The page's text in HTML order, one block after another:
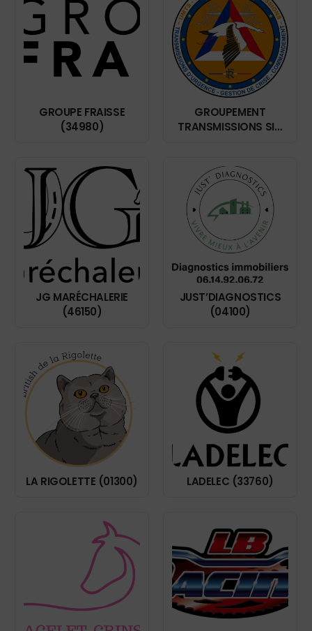
GROUPE FRAISSE
(34980)
GROUPEMENT
TRANSMISSIONS SIC
(67190)
JG MARÉCHALERIE
(46150)
JUST’DIAGNOSTICS
(04100)
LA RIGOLETTE (01300) LADELEC (33760)